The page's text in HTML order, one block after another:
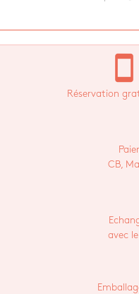
stay_current_portrait
Réservation
CB,
avec